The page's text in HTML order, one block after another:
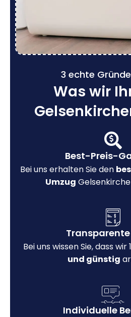
3 echte
Was wir
Best-Preis-
Bei uns erhalten Sie den
Umzug
Transparente
Bei uns wissen Sie, dass wir
und günstig
Individuelle